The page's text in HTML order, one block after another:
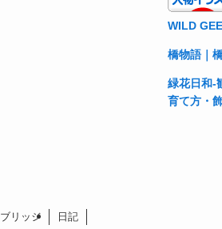
WILD
橋物語｜
緑花日和-
育て方・
ブリッジ 日記